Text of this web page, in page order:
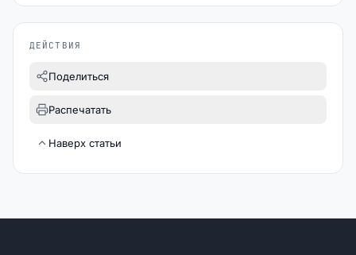
ДЕЙСТВИЯ
Поделиться
Распечатать
Наверх статьи